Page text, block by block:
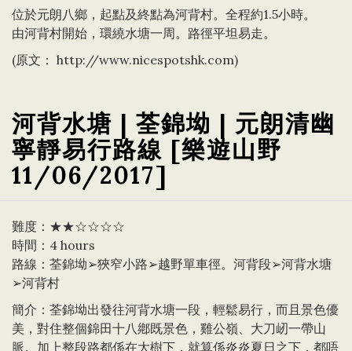
位於元朗八鄉，起點及終點為河背村。全程約1.5小時。
由河背村開始，環繞水塘一周。路徑平坦易走。
(原文： http://www.nicespotshk.com)
河背水塘 | 荃錦坳 | 元朗清幽
寧靜易行路線 [樂遊山野
11/06/2017]
難度：★★☆☆☆☆
時間：4 hours
路線：荃錦坳➢狹窄小路➢越野單車徑。河背段➢河背水塘
➢河背村
簡介：荃錦坳出發往河背水塘一段，輕鬆易行，而且景色優
美，對住整個錦田十八鄕既景色，雞公嶺、大刀屻一帶山
脈。加上整段路都係在大樹下，就算係炎炎夏日之下，都唔